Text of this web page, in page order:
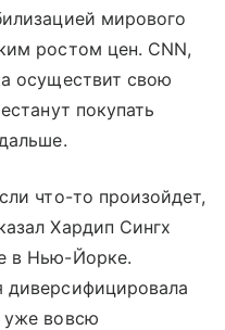
мирового
ростом цен. CNN,
осуществит свою
покупать
что-то произойдет,
Хардип Сингх
в Нью-Йорке.
уже вовсю